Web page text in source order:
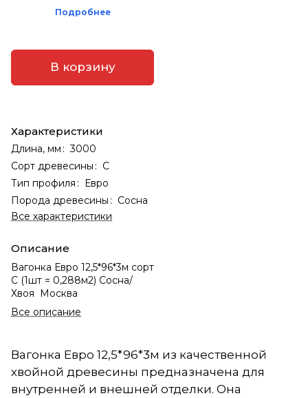
Подробнее
В корзину
Характеристики
Длина, мм : 3000
Сорт древесины : С
Тип профиля : Евро
Порода древесины : Сосна
Все характеристики
Описание
Вагонка Евро 12,5*96*3м сорт
С (1шт = 0,288м2) Сосна/
Хвоя Москва
Все описание
Вагонка Евро 12,5*96*3м из качественной
хвойной древесины предназначена для
внутренней и внешней отделки. Она